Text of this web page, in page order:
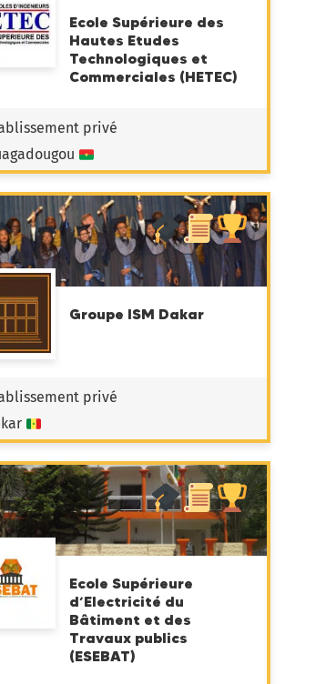
Ecole Supérieure des
Hautes Etudes
Technologiques et
Commerciales (HETEC)
privé
Groupe ISM Dakar
privé
Ecole Supérieure
d’Electricité du
Bâtiment et des
Travaux publics
(ESEBAT)